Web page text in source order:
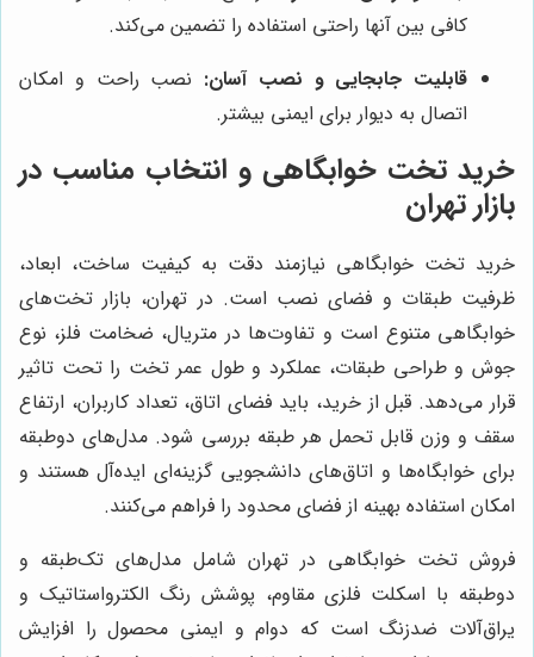
کافی بین آنها راحتی استفاده را تضمین می‌کند.
قابلیت جابجایی و نصب آسان: نصب راحت و امکان
اتصال به دیوار برای ایمنی بیشتر.
خرید تخت خوابگاهی و انتخاب مناسب در
بازار تهران
خرید تخت خوابگاهی نیازمند دقت به کیفیت ساخت، ابعاد،
ظرفیت طبقات و فضای نصب است. در تهران، بازار تخت‌های
خوابگاهی متنوع است و تفاوت‌ها در متریال، ضخامت فلز، نوع
جوش و طراحی طبقات، عملکرد و طول عمر تخت را تحت تاثیر
قرار می‌دهد. قبل از خرید، باید فضای اتاق، تعداد کاربران، ارتفاع
سقف و وزن قابل تحمل هر طبقه بررسی شود. مدل‌های دوطبقه
برای خوابگاه‌ها و اتاق‌های دانشجویی گزینه‌ای ایده‌آل هستند و
امکان استفاده بهینه از فضای محدود را فراهم می‌کنند.
فروش تخت خوابگاهی در تهران شامل مدل‌های تک‌طبقه و
دوطبقه با اسکلت فلزی مقاوم، پوشش رنگ الکترواستاتیک و
یراق‌آلات ضدزنگ است که دوام و ایمنی محصول را افزایش